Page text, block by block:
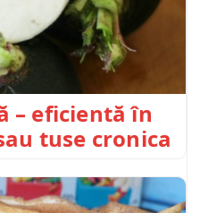
– eficientă în
tuse cronica